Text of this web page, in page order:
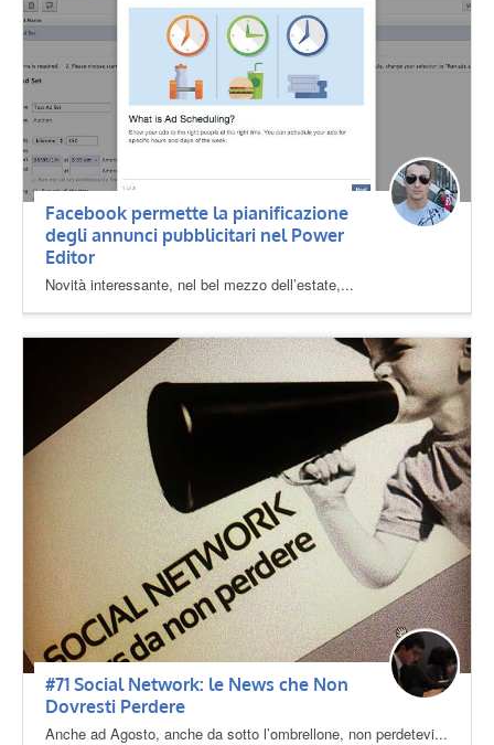
Facebook permette la pianificazione
degli annunci pubblicitari nel Power
Editor
Novità interessante, nel bel mezzo dell’estate,...
#71 Social Network: le News che Non
Dovresti Perdere
Anche ad Agosto, anche da sotto l’ombrellone, non perdetevi...